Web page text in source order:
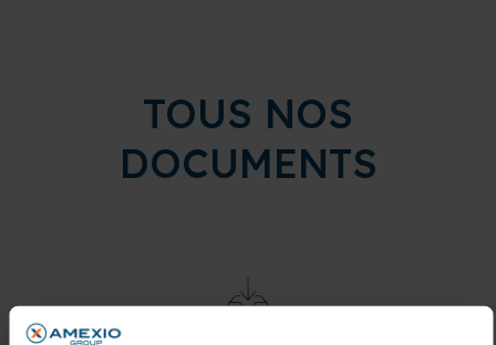
TOUS NOS
DOCUMENTS